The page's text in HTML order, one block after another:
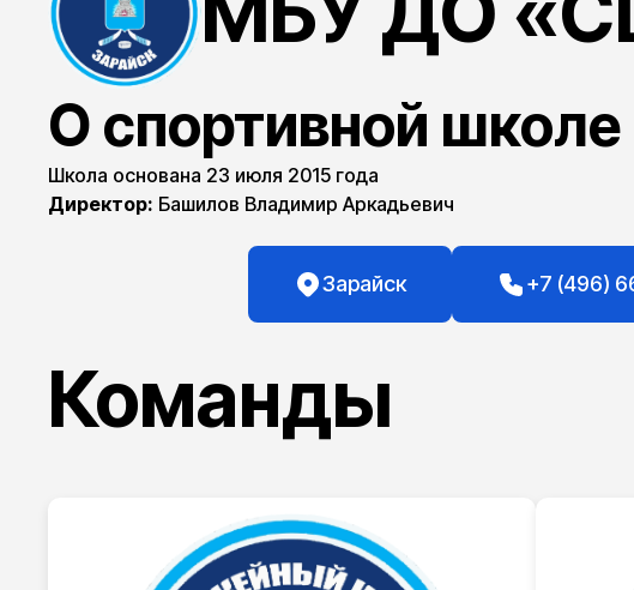
О спортивной школе
Школа основана 23 июля 2015 года
Директор: Башилов Владимир Аркадьевич
Зарайск +7 (496)
Команды